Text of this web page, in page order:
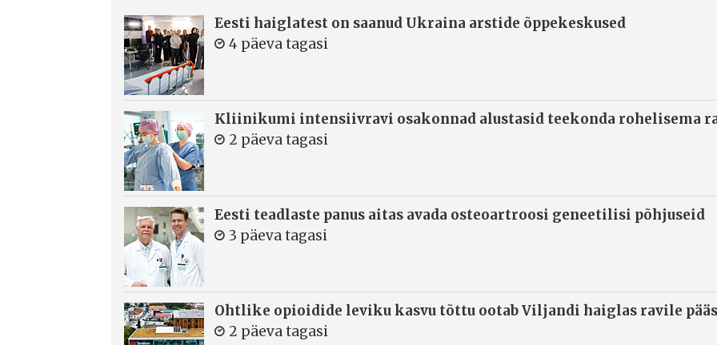
Eesti haiglatest on saanud Ukraina arstide õppekeskused
4 päeva tagasi
Kliinikumi intensiivravi osakonnad alustasid teekonda rohelisema
2 päeva tagasi
Eesti teadlaste panus aitas avada osteoartroosi geneetilisi põhjuseid
3 päeva tagasi
Ohtlike opioidide leviku kasvu tõttu ootab Viljandi haiglas ravile
2 päeva tagasi